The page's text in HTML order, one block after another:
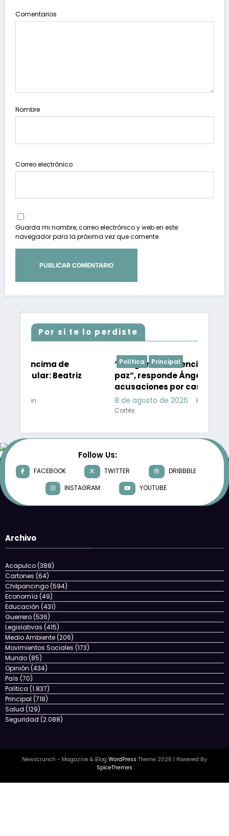
Comentarios
Nombre
Correo electrónico
Guarda mi nombre, correo electrónico y web en este
navegador para la próxima vez que comente.
Por si te lo perdiste
Beatriz
Principal
“Tengo mi conciencia tranquila y en
paz”, responde Ángel Aguirre a
acusaciones por caso Ayotzinapa
8 de agosto de 2026
Roberto Antonio Camps
Follow Us:
FACEBOOK TWITTER
DRIBBBLE
INSTAGRAM
YOUTUBE
Archivo
Acapulco(388)
Cartones (64)
Chilpancingo(594)
Economía (49)
Educación (431)
Guerrero(536)
Legislativas (415)
Medio Ambiente(206)
Movimientos Sociales (173)
Mundo(85)
Opinión (434)
País (70)
Política (1.837)
Principal (718)
Salud (129)
Seguridad (2.088)
Newscrunch - Magazine & Blog WordPress Theme 2026 | Powered By
SpiceThemes